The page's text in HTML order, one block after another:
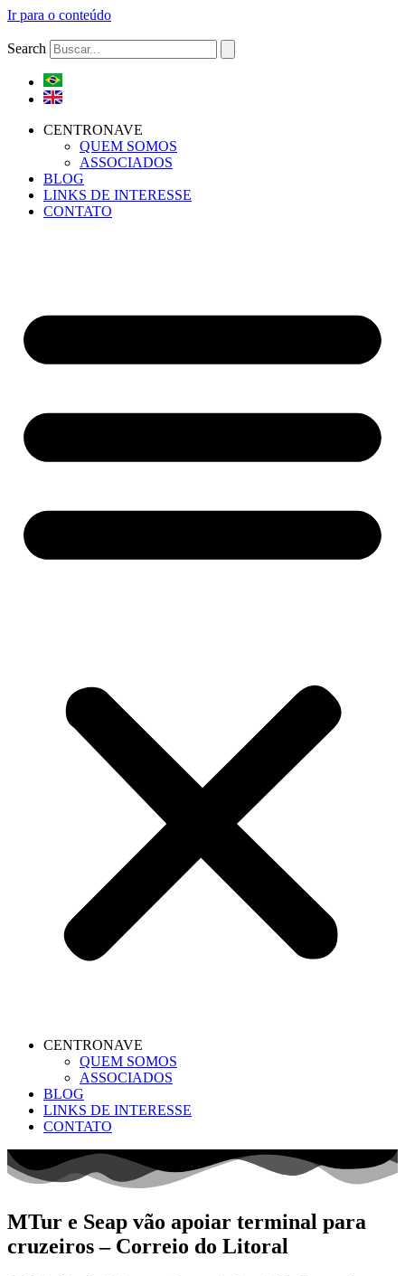
Ir para o conteúdo
Search
CENTRONAVE
QUEM SOMOS
ASSOCIADOS
BLOG
LINKS DE INTERESSE
CONTATO
CENTRONAVE
QUEM SOMOS
ASSOCIADOS
BLOG
LINKS DE INTERESSE
CONTATO
MTur e Seap vão apoiar terminal para
cruzeiros – Correio do Litoral